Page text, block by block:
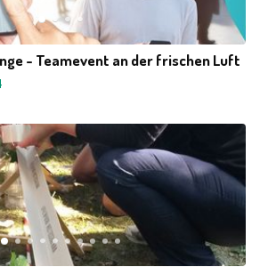
- Teamevent an der frischen Luft